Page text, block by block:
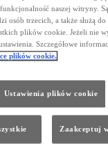
w ramach programach
na akcesoria dodatkowe.
naszej witryny.
osób trzecich, a także służą
plików cookie. Jeżeli nie
Szczegółowe
plików cookie.
Ustawienia plików cookie
Zaakceptuj